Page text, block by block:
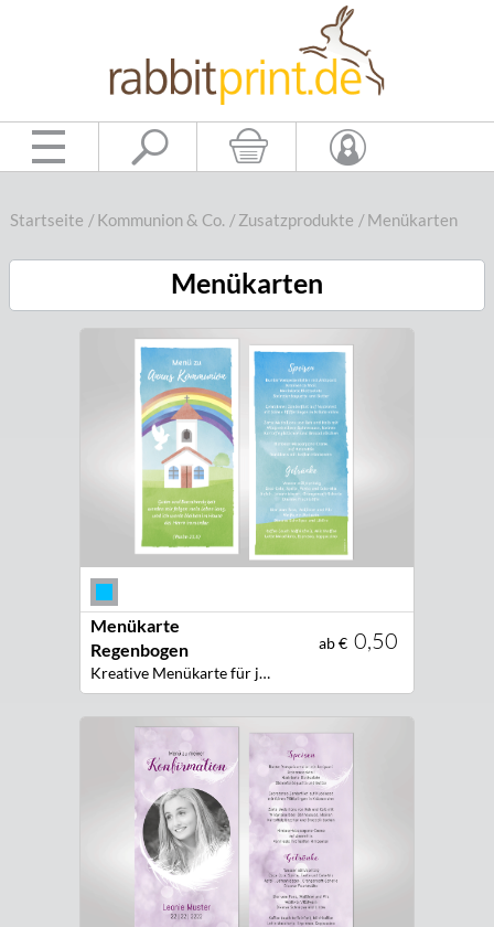
Startseite /Kommunion & Co. /Zusatzprodukte /Menükarten
Menükarten
ab € 0,50
Menükarte
Regenbogen
Kreative Menükarte für jede Festtafel!